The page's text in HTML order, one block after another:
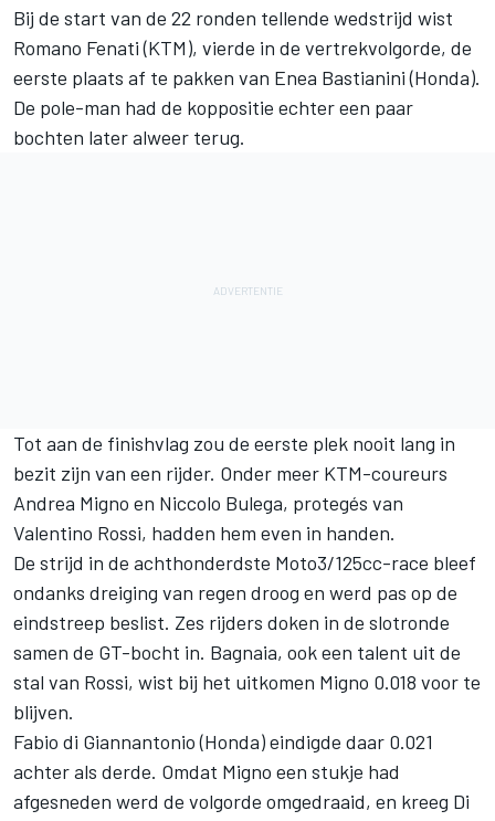
Bij de start van de 22 ronden tellende wedstrijd wist
Romano Fenati (KTM), vierde in de vertrekvolgorde, de
eerste plaats af te pakken van Enea Bastianini (Honda).
De pole-man had de koppositie echter een paar
bochten later alweer terug.
Tot aan de finishvlag zou de eerste plek nooit lang in
bezit zijn van een rijder. Onder meer KTM-coureurs
Andrea Migno en Niccolo Bulega, protegés van
Valentino Rossi, hadden hem even in handen.
De strijd in de achthonderdste Moto3/125cc-race bleef
ondanks dreiging van regen droog en werd pas op de
eindstreep beslist. Zes rijders doken in de slotronde
samen de GT-bocht in. Bagnaia, ook een talent uit de
stal van Rossi, wist bij het uitkomen Migno 0.018 voor te
blijven.
Fabio di Giannantonio (Honda) eindigde daar 0.021
achter als derde. Omdat Migno een stukje had
afgesneden werd de volgorde omgedraaid, en kreeg Di